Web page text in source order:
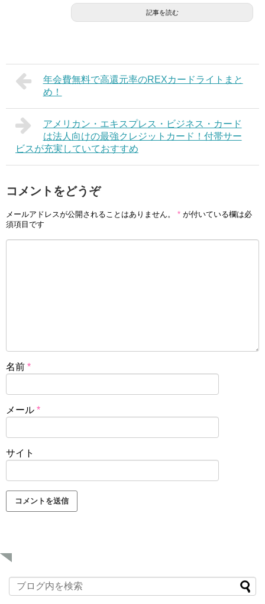
記事を読む
年会費無料で高還元率のREXカードライトまと
め！
アメリカン・エキスプレス・ビジネス・カード
は法人向けの最強クレジットカード！付帯サー
ビスが充実していておすすめ
コメントをどうぞ
メールアドレスが公開されることはありません。 * が付いている欄は必
須項目です
名前 *
メール *
サイト